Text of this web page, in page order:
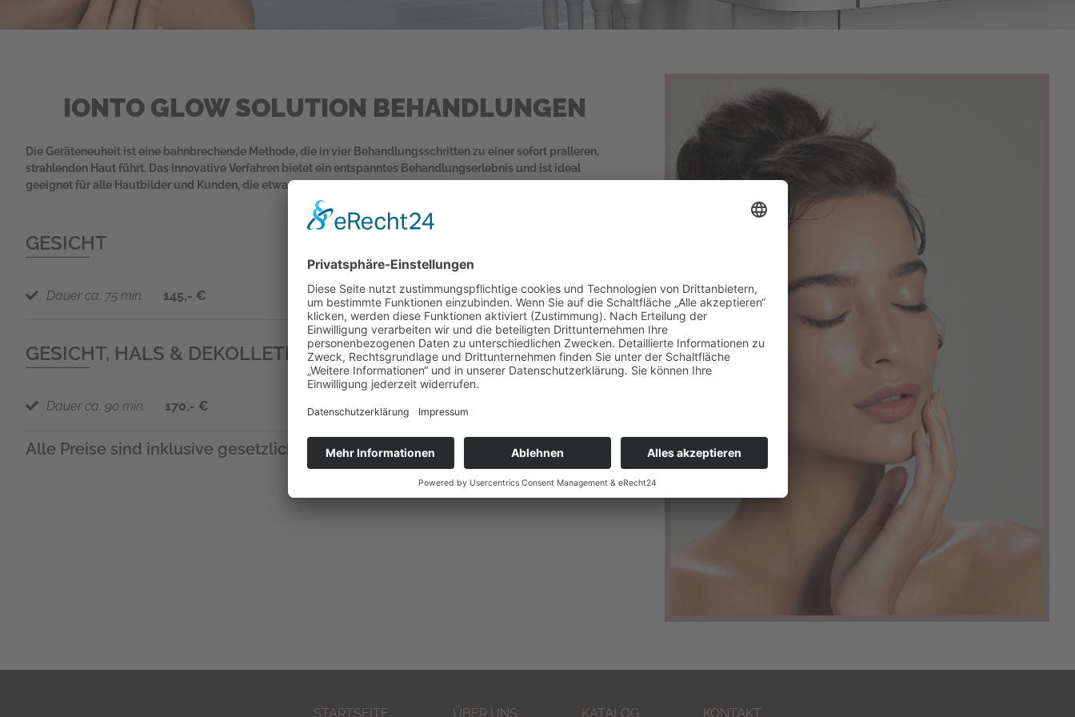
IONTO GLOW SOLUTION BEHANDLUNGEN
Die Geräteneuheit ist eine bahnbrechende Methode, die in vier Behandlungsschritten zu einer sofort pralleren,
strahlenden Haut führt. Das innovative Verfahren bietet ein entspanntes Behandlungserlebnis und ist ideal
geeignet für alle Hautbilder und Kunden, die etwas Besonderes möchten..
GESICHT
Dauer ca. 75 min. 145,- €
GESICHT, HALS & DEKOLLETÉ
Dauer ca. 90 min. 170,- €
Alle Preise sind inklusive gesetzlicher MwSt.
STARTSEITE ÜBER UNS KATALOG KONTAKT